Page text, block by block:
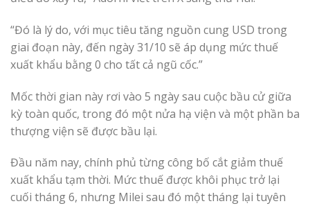
“Đó là lý do, với mục tiêu tăng nguồn cung USD trong
giai đoạn này, đến ngày 31/10 sẽ áp dụng mức thuế
xuất khẩu bằng 0 cho tất cả ngũ cốc.”
Mốc thời gian này rơi vào 5 ngày sau cuộc bầu cử giữa
kỳ toàn quốc, trong đó một nửa hạ viện và một phần ba
thượng viện sẽ được bầu lại.
Đầu năm nay, chính phủ từng công bố cắt giảm thuế
xuất khẩu tạm thời. Mức thuế được khôi phục trở lại
cuối tháng 6, nhưng Milei sau đó một tháng lại tuyên